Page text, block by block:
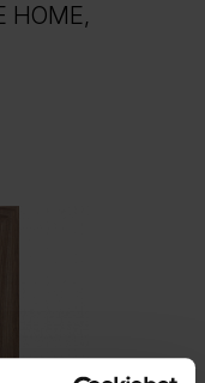
HOME,